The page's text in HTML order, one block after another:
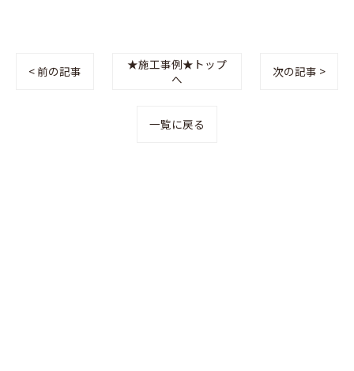
< 前の記事
★施工事例★トップ
へ
次の記事 >
一覧に戻る